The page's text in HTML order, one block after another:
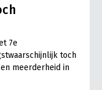
7e
toch
meerderheid in